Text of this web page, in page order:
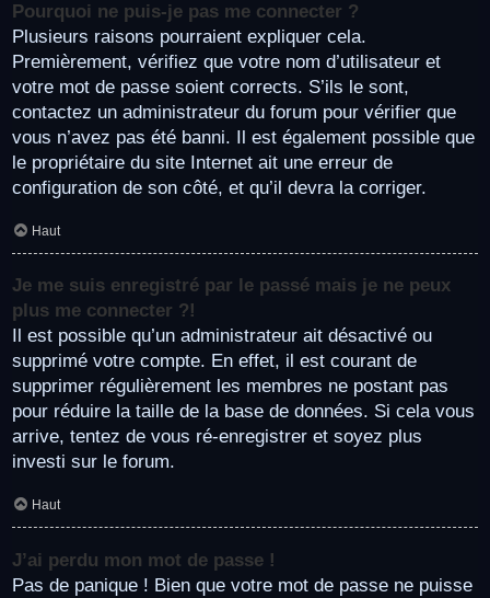
Pourquoi ne puis-je pas me connecter ?
Plusieurs raisons pourraient expliquer cela.
Premièrement, vérifiez que votre nom d’utilisateur et
votre mot de passe soient corrects. S’ils le sont,
contactez un administrateur du forum pour vérifier que
vous n’avez pas été banni. Il est également possible que
le propriétaire du site Internet ait une erreur de
configuration de son côté, et qu’il devra la corriger.
Haut
Je me suis enregistré par le passé mais je ne peux
plus me connecter ?!
Il est possible qu’un administrateur ait désactivé ou
supprimé votre compte. En effet, il est courant de
supprimer régulièrement les membres ne postant pas
pour réduire la taille de la base de données. Si cela vous
arrive, tentez de vous ré-enregistrer et soyez plus
investi sur le forum.
Haut
J’ai perdu mon mot de passe !
Pas de panique ! Bien que votre mot de passe ne puisse